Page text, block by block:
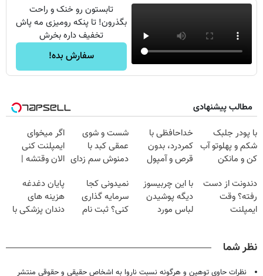
تابستون رو خنک و راحت
بگذرون! تا پنکه رومیزی مه پاش
تخفیف داره بخرش
سفارش بده!
مطالب پیشنهادی
با پودر جلبک
شکم و پهلوتو آب
کن و مانکن
امشب)
خداحافظی با
کمردرد، بدون
قرص و آمپول
شست و شوی
عمقی کبد با
دمنوش سم زدای
اگر میخوای
ایمپلنت کنی
الان وقتشه |
میلیون تومان!!!
دندونت از دست
رفته؟ وقت
ایمپلنت
با این چربیسوز
دیگه پوشیدن
لباس مورد
نمیدونی کجا
سرمایه گذاری
کنی؟ ثبت نام
پایان دغدغه
هزینه های
دندان پزشکی با
نظر شما
نظرات حاوی توهین و هرگونه نسبت ناروا به اشخاص حقیقی و حقوقی منتشر